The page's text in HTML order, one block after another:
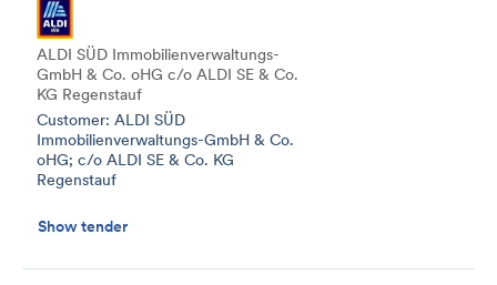
ALDI SÜD Immobilienverwaltungs-
GmbH & Co. oHG c/o ALDI SE & Co.
KG Regenstauf
Customer: ALDI SÜD
Immobilienverwaltungs-GmbH & Co.
oHG; c/o ALDI SE & Co. KG
Regenstauf
Show tender